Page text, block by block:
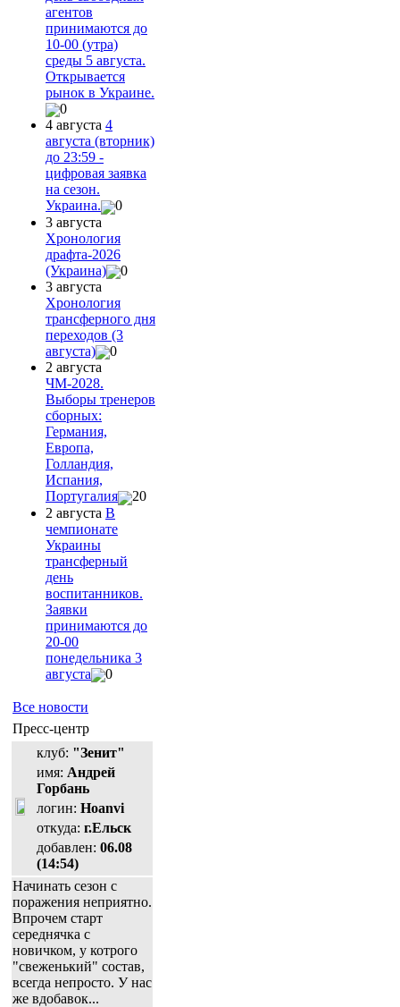
агентов
принимаются до
10-00 (утра)
среды 5 августа.
Открывается
рынок в Украине.
0
4 августа 4
августа (вторник)
до 23:59 -
цифровая заявка
на сезон.
Украина.
0
3 августа
Хронология
драфта-2026
(Украина)
0
3 августа
Хронология
трансферного дня
переходов (3
августа)
0
2 августа
ЧМ-2028.
Выборы тренеров
сборных:
Германия,
Европа,
Голландия,
Испания,
Португалия
20
2 августа В
чемпионате
Украины
трансферный
день
воспитанников.
Заявки
принимаются до
20-00
понедельника 3
августа
0
Все новости
Пресс-центр
клуб: "Зенит"
имя: Андрей
Горбань
логин: Hoanvi
откуда: г.Ельск
добавлен: 06.08
(14:54)
Начинать сезон с
поражения неприятно.
Впрочем старт
середнячка с
новичком, у котрого
"свеженький" состав,
всегда непросто. У нас
же вдобавок...